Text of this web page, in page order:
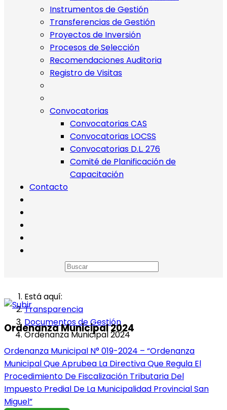
Instrumentos de Gestión
Transferencias de Gestión
Proyectos de Inversión
Procesos de Selección
Recomendaciones Auditoria
Registro de Visitas
Convocatorias
Convocatorias CAS
Convocatorias LOCSS
Convocatorias D.L. 276
Comité de Planificación de
Capacitación
Contacto
Está aquí:
Transparencia
Documentos de Gestión
Ordenanza Municipal 2024
Ordenanza Municipal 2024
Ordenanza Municipal N° 019-2024 – “Ordenanza
Municipal Que Aprubea La Directiva Que Regula El
Procedimiento De Fiscalización Tributaria Del
Impuesto Predial De La Municipalidad Provincial San
Miguel”